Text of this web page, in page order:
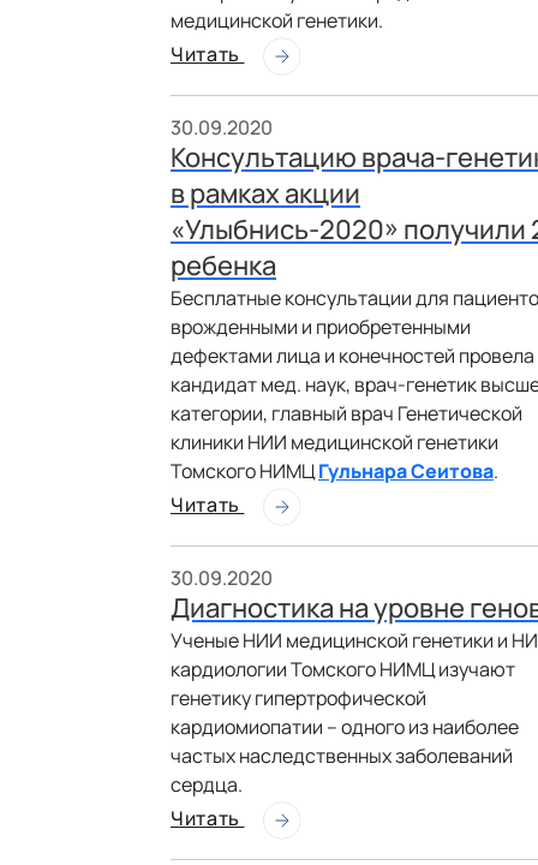
медицинской генетики.
Читать
30.09.2020
Консультацию врача-
в рамках акции
«Улыбнись-2020» получили
ребенка
Бесплатные консультации для
врожденными и приобретенными
дефектами лица и конечностей провела
кандидат мед. наук, врач-генетик
категории, главный врач Генетической
клиники НИИ медицинской генетики
Томского НИМЦГульнара Сеитова.
Читать
30.09.2020
Диагностика на уровне
Ученые НИИ медицинской генетики и
кардиологии Томского НИМЦ изучают
генетику гипертрофической
кардиомиопатии – одного из наиболее
частых наследственных заболеваний
сердца.
Читать